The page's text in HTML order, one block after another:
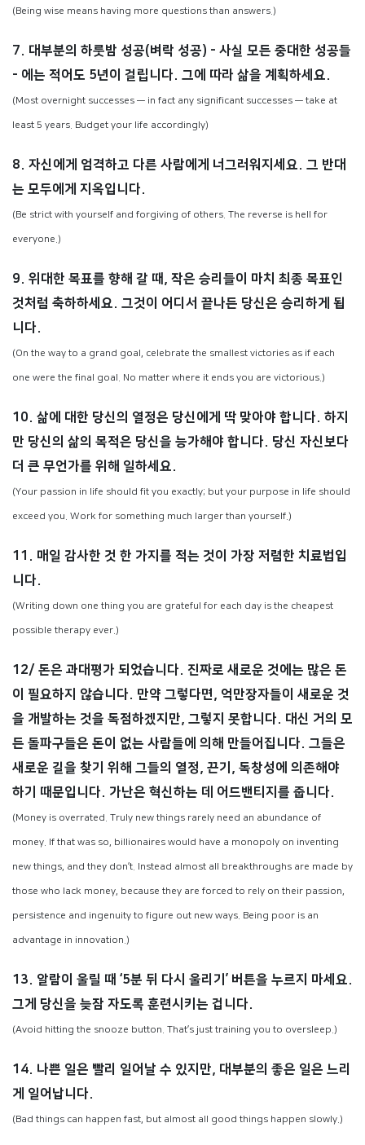
(Being wise means having more questions than answers.)
7. 대부분의 하룻밤 성공(벼락 성공) - 사실 모든 중대한 성공들
- 에는 적어도 5년이 걸립니다. 그에 따라 삶을 계획하세요.
(Most overnight successes — in fact any significant successes — take at
least 5 years. Budget your life accordingly)
8. 자신에게 엄격하고 다른 사람에게 너그러워지세요. 그 반대
는 모두에게 지옥입니다.
(Be strict with yourself and forgiving of others. The reverse is hell for
everyone.)
9. 위대한 목표를 향해 갈 때, 작은 승리들이 마치 최종 목표인
것처럼 축하하세요. 그것이 어디서 끝나든 당신은 승리하게 됩
니다.
(On the way to a grand goal, celebrate the smallest victories as if each
one were the final goal. No matter where it ends you are victorious.)
10. 삶에 대한 당신의 열정은 당신에게 딱 맞아야 합니다. 하지
만 당신의 삶의 목적은 당신을 능가해야 합니다. 당신 자신보다
더 큰 무언가를 위해 일하세요.
(Your passion in life should fit you exactly; but your purpose in life should
exceed you. Work for something much larger than yourself.)
11. 매일 감사한 것 한 가지를 적는 것이 가장 저렴한 치료법입
니다.
(Writing down one thing you are grateful for each day is the cheapest
possible therapy ever.)
12/ 돈은 과대평가 되었습니다. 진짜로 새로운 것에는 많은 돈
이 필요하지 않습니다. 만약 그렇다면, 억만장자들이 새로운 것
을 개발하는 것을 독점하겠지만, 그렇지 못합니다. 대신 거의 모
든 돌파구들은 돈이 없는 사람들에 의해 만들어집니다. 그들은
새로운 길을 찾기 위해 그들의 열정, 끈기, 독창성에 의존해야
하기 때문입니다. 가난은 혁신하는 데 어드밴티지를 줍니다.
(Money is overrated. Truly new things rarely need an abundance of
money. If that was so, billionaires would have a monopoly on inventing
new things, and they don’t. Instead almost all breakthroughs are made by
those who lack money, because they are forced to rely on their passion,
persistence and ingenuity to figure out new ways. Being poor is an
advantage in innovation.)
13. 알람이 울릴 때 ‘5분 뒤 다시 울리기’ 버튼을 누르지 마세요.
그게 당신을 늦잠 자도록 훈련시키는 겁니다.
(Avoid hitting the snooze button. That’s just training you to oversleep.)
14. 나쁜 일은 빨리 일어날 수 있지만, 대부분의 좋은 일은 느리
게 일어납니다.
(Bad things can happen fast, but almost all good things happen slowly.)